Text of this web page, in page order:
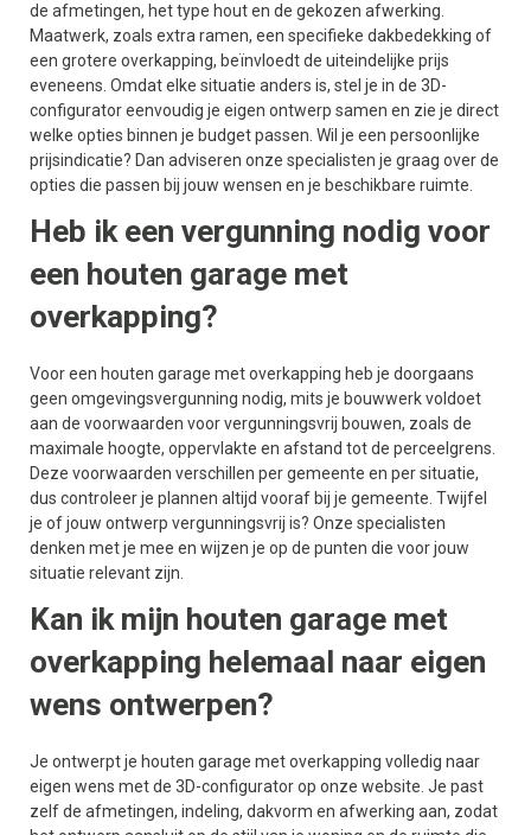
de afmetingen, het type hout en de gekozen afwerking.
Maatwerk, zoals extra ramen, een specifieke dakbedekking of
een grotere overkapping, beïnvloedt de uiteindelijke prijs
eveneens. Omdat elke situatie anders is, stel je in de 3D-
configurator eenvoudig je eigen ontwerp samen en zie je direct
welke opties binnen je budget passen. Wil je een persoonlijke
prijsindicatie? Dan adviseren onze specialisten je graag over de
opties die passen bij jouw wensen en je beschikbare ruimte.
Heb ik een vergunning nodig voor
een houten garage met
overkapping?
Voor een houten garage met overkapping heb je doorgaans
geen omgevingsvergunning nodig, mits je bouwwerk voldoet
aan de voorwaarden voor vergunningsvrij bouwen, zoals de
maximale hoogte, oppervlakte en afstand tot de perceelgrens.
Deze voorwaarden verschillen per gemeente en per situatie,
dus controleer je plannen altijd vooraf bij je gemeente. Twijfel
je of jouw ontwerp vergunningsvrij is? Onze specialisten
denken met je mee en wijzen je op de punten die voor jouw
situatie relevant zijn.
Kan ik mijn houten garage met
overkapping helemaal naar eigen
wens ontwerpen?
Je ontwerpt je houten garage met overkapping volledig naar
eigen wens met de 3D-configurator op onze website. Je past
zelf de afmetingen, indeling, dakvorm en afwerking aan, zodat